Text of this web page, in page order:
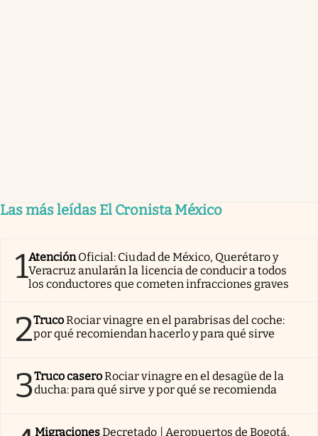
Las más leídas El Cronista México
1AtenciónOficial: Ciudad de México, Querétaro y
Veracruz anularán la licencia de conducir a todos
los conductores que cometen infracciones graves
2TrucoRociar vinagre en el parabrisas del coche:
por qué recomiendan hacerlo y para qué sirve
3Truco caseroRociar vinagre en el desagüe de la
ducha: para qué sirve y por qué se recomienda
MigracionesDecretado | Aeropuertos de Bogotá,